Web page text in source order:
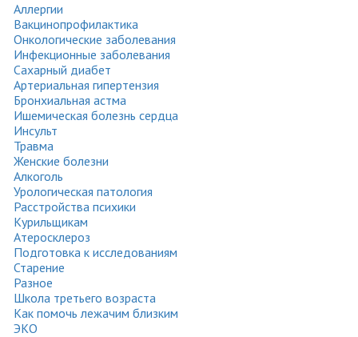
Аллергии
Вакцинопрофилактика
Онкологические заболевания
Инфекционные заболевания
Сахарный диабет
Артериальная гипертензия
Бронхиальная астма
Ишемическая болезнь сердца
Инсульт
Травма
Женские болезни
Алкоголь
Урологическая патология
Расстройства психики
Курильщикам
Атеросклероз
Подготовка к исследованиям
Старение
Разное
Школа третьего возраста
Как помочь лежачим близким
ЭКО